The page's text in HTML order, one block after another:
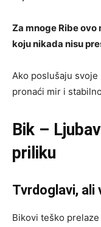
Za mnoge Ribe
koju nikada nisu
Ako poslušaju
pronaći mir i
Bik –
priliku
Tvrdoglavi, ali
Bikovi teško